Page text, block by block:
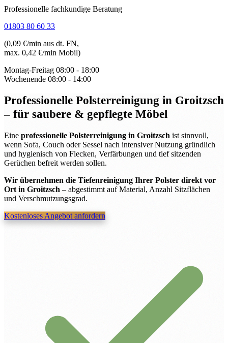
Professionelle fachkundige Beratung
01803 80 60 33
(0,09 €/min aus dt. FN,
max. 0,42 €/min Mobil)
Montag-Freitag 08:00 - 18:00
Wochenende 08:00 - 14:00
Professionelle Polsterreinigung in Groitzsch
– für saubere & gepflegte Möbel
Eine professionelle Polsterreinigung in Groitzsch ist sinnvoll,
wenn Sofa, Couch oder Sessel nach intensiver Nutzung gründlich
und hygienisch von Flecken, Verfärbungen und tief sitzenden
Gerüchen befreit werden sollen.
Wir übernehmen die Tiefenreinigung Ihrer Polster direkt vor
Ort in Groitzsch – abgestimmt auf Material, Anzahl Sitzflächen
und Verschmutzungsgrad.
Kostenloses Angebot anfordern